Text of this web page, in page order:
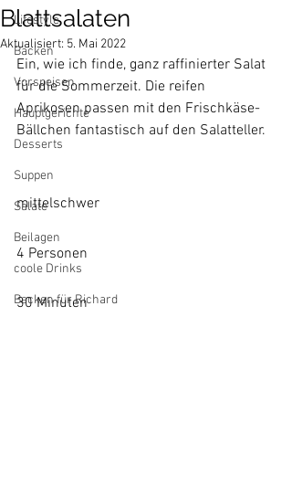
Lifestyle
Backen
Vorspeisen
Hauptgerichte
Desserts
Suppen
Salate
Beilagen
coole Drinks
Backen für Richard
Blattsalaten
Aktualisiert: 5. Mai 2022
Ein, wie ich finde, ganz raffinierter Salat
für die Sommerzeit. Die reifen
Aprikosen passen mit den Frischkäse-
Bällchen fantastisch auf den Salatteller.
mittelschwer
4 Personen
30 Minuten